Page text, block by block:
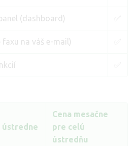
(dashboard)
na váš e-mail)
ústredne
Cena mesačne
pre celú
ústredňu